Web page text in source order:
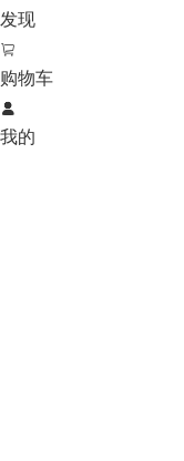
发现

购物车

我的